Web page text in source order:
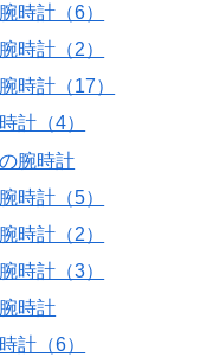
時計（6）
時計（2）
時計（17）
計（4）
腕時計
時計（5）
時計（2）
時計（3）
時計
計（6）